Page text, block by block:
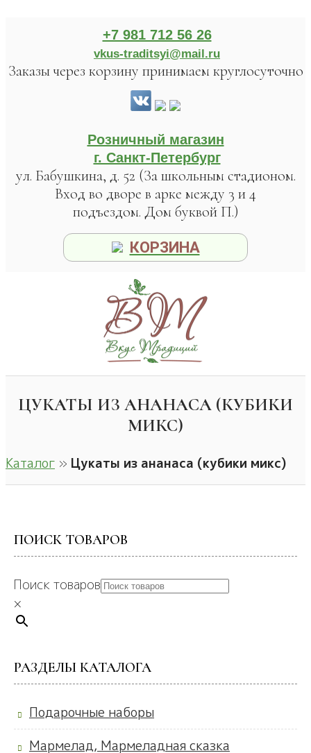
+7 981 712 56 26
vkus-traditsyi@mail.ru
Заказы через корзину принимаем круглосуточно
Розничный магазин
г. Санкт-Петербург
ул. Бабушкина, д. 52 (За школьным стадионом.
Вход во дворе в арке между 3 и 4
подъездом. Дом буквой П.)
КОРЗИНА
ЦУКАТЫ ИЗ АНАНАСА (КУБИКИ
МИКС)
Каталог » Цукаты из ананаса (кубики микс)
ПОИСК ТОВАРОВ
Поиск товаров
×
РАЗДЕЛЫ КАТАЛОГА
Подарочные наборы
Мармелад, Мармеладная сказка